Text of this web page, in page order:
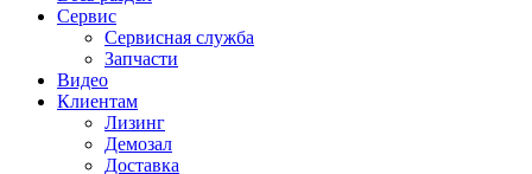
Сервис
Сервисная служба
Запчасти
Видео
Клиентам
Лизинг
Демозал
Доставка